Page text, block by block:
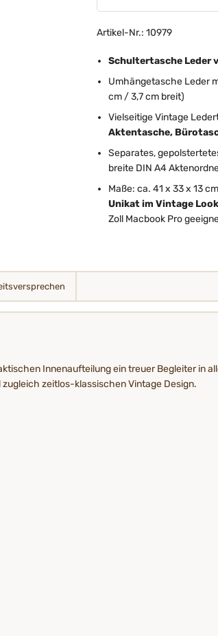
Artikel-Nr.: 10979
Schultertasche Leder
Umhängetasche Leder
cm / 3,7 cm breit)
Vielseitige Vintage
Aktentasche,
Separates,
breite DIN A4
Maße: ca. 41 x 33 x 13
Unikat im Vintage
Zoll Macbook Pro
Innenaufteilung ein treuer Begleiter in
zeitlos-klassischen Vintage Design.